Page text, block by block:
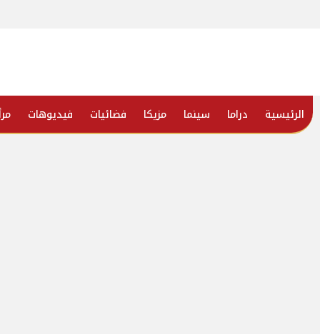
الرئيسية دراما سينما مزيكا فضائيات فيديوهات